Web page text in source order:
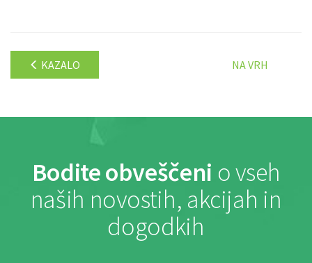
KAZALO NA VRH
Bodite obveščeni o vseh
naših novostih, akcijah in
dogodkih